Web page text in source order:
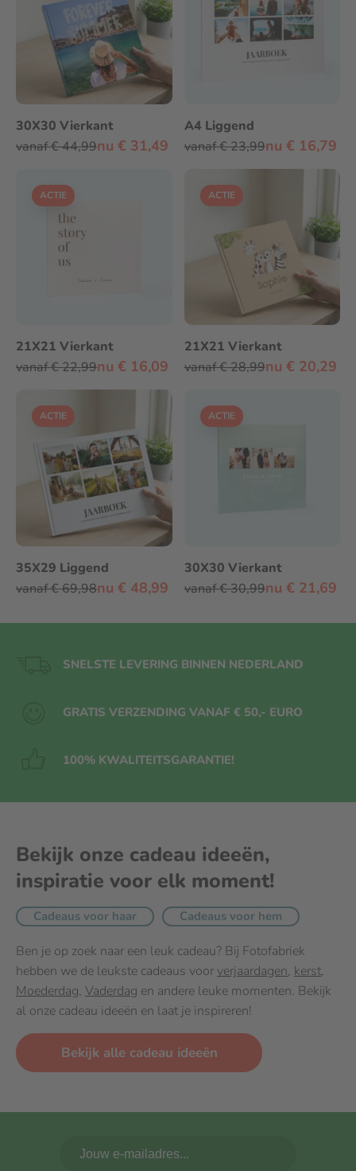
30X30 Vierkant
vanaf € 44,99nu € 31,49
A4 Liggend
vanaf € 23,99nu € 16,79
ACTIE
21X21 Vierkant
vanaf € 22,99nu € 16,09
ACTIE
21X21 Vierkant
vanaf € 28,99nu € 20,29
ACTIE
35X29 Liggend
vanaf € 69,98nu € 48,99
ACTIE
30X30 Vierkant
vanaf € 30,99nu € 21,69
SNELSTE LEVERING BINNEN NEDERLAND
GRATIS VERZENDING VANAF € 50,- EURO
100% KWALITEITSGARANTIE!
Bekijk onze cadeau ideeën,
inspiratie voor elk moment!
Cadeaus voor haar Cadeaus voor hem
Ben je op zoek naar een leuk cadeau? Bij Fotofabriek
hebben we de leukste cadeaus voor verjaardagen, kerst,
Moederdag, Vaderdag en andere leuke momenten. Bekijk
al onze cadeau ideeën en laat je inspireren!
Bekijk alle cadeau ideeën